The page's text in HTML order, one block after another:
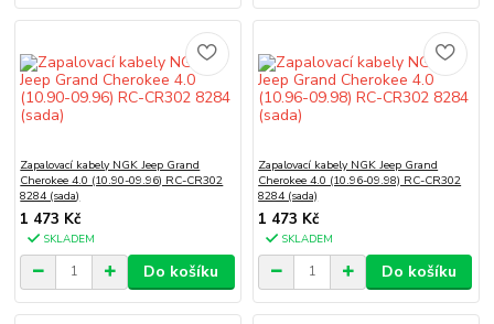
Zapalovací kabely NGK Jeep Grand
Cherokee 4.0 (10.90-09.96) RC-CR302
8284 (sada)
1 473 Kč
SKLADEM
Do košíku
Zapalovací kabely NGK Jeep Grand
Cherokee 4.0 (10.96-09.98) RC-CR302
8284 (sada)
1 473 Kč
SKLADEM
Do košíku